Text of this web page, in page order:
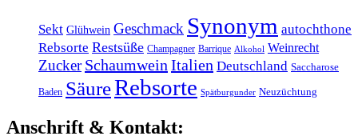
Sekt Glühwein Geschmack Synonym autochthone
Rebsorte Restsüße Champagner Barrique Alkohol Weinrecht
Zucker Schaumwein Italien Deutschland Saccharose
Baden SäureRebsorte Spätburgunder Neuzüchtung
Anschrift & Kontakt: